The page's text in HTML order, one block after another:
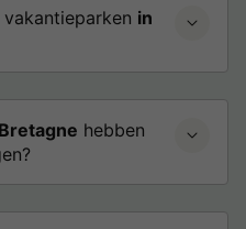
in
hebben